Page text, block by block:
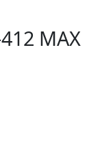
MAX